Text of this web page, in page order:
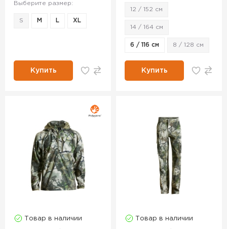
Выберите размер:
S M L XL
Купить
12 / 152 см
14 / 164 см
6 / 116 см 8 / 128 см
Купить
Товар в наличии Товар в наличии